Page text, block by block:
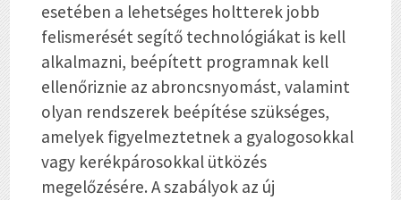
esetében a lehetséges holtterek jobb
felismerését segítő technológiákat is kell
alkalmazni, beépített programnak kell
ellenőriznie az abroncsnyomást, valamint
olyan rendszerek beépítése szükséges,
amelyek figyelmeztetnek a gyalogosokkal
vagy kerékpárosokkal ütközés
megelőzésére. A szabályok az új